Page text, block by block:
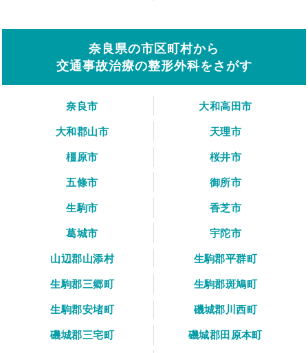
奈良県の市区町村から
交通事故治療の整形外科をさがす
奈良市
大和高田市
大和郡山市
天理市
橿原市
桜井市
五條市
御所市
生駒市
香芝市
葛城市
宇陀市
山辺郡山添村
生駒郡平群町
生駒郡三郷町
生駒郡斑鳩町
生駒郡安堵町
磯城郡川西町
磯城郡三宅町
磯城郡田原本町